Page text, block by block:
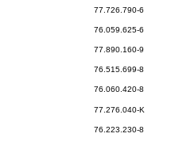
77.726.790-6
76.059.625-6
77.890.160-9
76.515.699-8
76.060.420-8
77.276.040-K
76.223.230-8